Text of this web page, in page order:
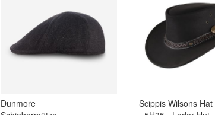
Dunmore
Scippis Wilsons Hat